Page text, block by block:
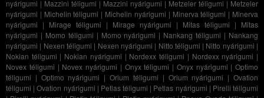
nyárigumi | Mazzini téligumi | Mazzini nyárigumi | Metzeler téligumi | Metzeler
nyárigumi | Michelin téligumi | Michelin nyárigumi | Minerva téligumi | Minerva
nyárigumi | Mirage téligumi | Mirage nyárigumi | Mitas téligumi | Mitas
nyárigumi | Momo téligumi | Momo nyárigumi | Nankang téligumi | Nankang
nyárigumi | Nexen téligumi | Nexen nyárigumi | Nitto téligumi | Nitto nyárigumi |
Nokian téligumi | Nokian nyárigumi | Nordexx téligumi | Nordexx nyárigumi |
Novex téligumi | Novex nyárigumi | Onyx téligumi | Onyx nyárigumi | Optimo
téligumi | Optimo nyárigumi |Orium téligumi | Orium nyárigumi |Ovation
téligumi |Ovation nyárigumi | Petlas téligumi | Petlas nyárigumi | Pirelli téligumi